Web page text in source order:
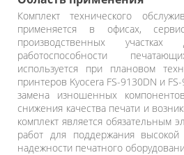
Комплект технического
применяется в офисах,
производственных участках
работоспособности
используется при плановом
принтеров Kyocera FS-9130DN и
замена изношенных
снижения качества печати и
комплект является обязательным
работ для поддержания высокой
надежности печатного